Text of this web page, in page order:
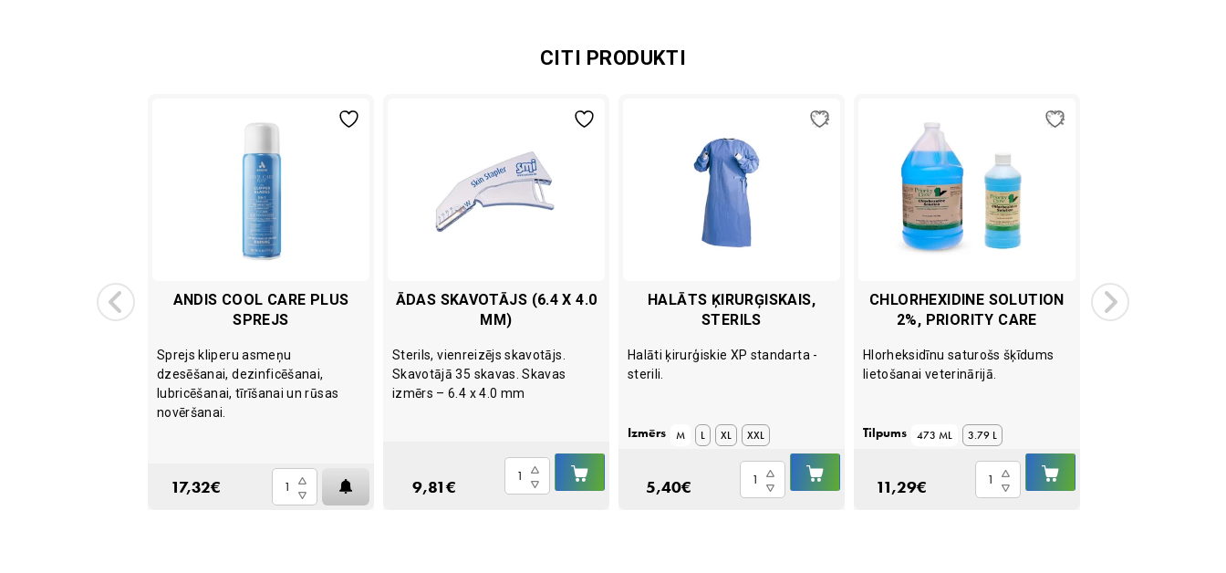
CITI PRODUKTI
GROZĀ
ANDIS COOL CARE PLUS
SPREJS
Sprejs kliperu asmeņu
dzesēšanai, dezinficēšanai,
lubricēšanai, tīrīšanai un rūsas
novēršanai.
17,32€
Andis
ĀDAS SKAVOTĀJS (6.4 X 4.0
MM)
Sterils, vienreizējs skavotājs.
Skavotājā 35 skavas. Skavas
izmērs – 6.4 x 4.0 mm
9,81€
skavotājs
GROZĀ
HALĀTS ĶIRURĢISKAIS,
STERILS
Halāti ķirurģiskie XP standarta -
sterili.
Izmērs M L XL XXL
5,40€
ķirurģiskais,
GROZĀ
CHLORHEXIDINE SOLUTION
2%, PRIORITY CARE
Hlorheksidīnu saturošs šķīdums
lietošanai veterinārijā.
Tilpums 473 ML 3.79 L
11,29€
Solution